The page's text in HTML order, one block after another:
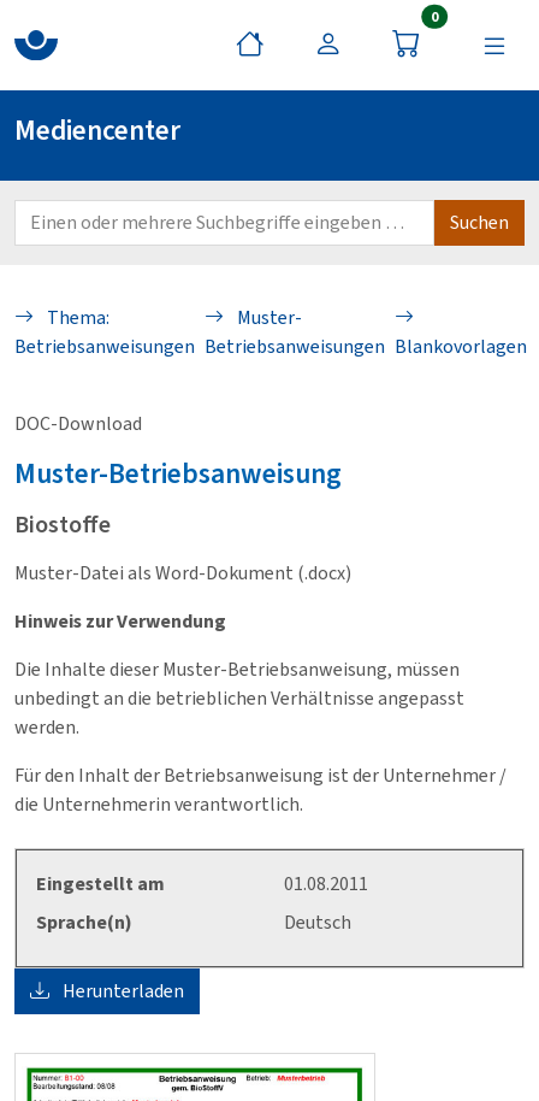
0Artikel im
Mediencenter
Thema:
Betriebsanweisungen
Muster-
Betriebsanweisungen Blankovorlagen
DOC-Download
Muster-Betriebsanweisung
Biostoffe
Muster-Datei als Word-Dokument (.docx)
Hinweis zur Verwendung
Die Inhalte dieser Muster-Betriebsanweisung, müssen
unbedingt an die betrieblichen Verhältnisse angepasst
werden.
Für den Inhalt der Betriebsanweisung ist der Unternehmer /
die Unternehmerin verantwortlich.
Eingestellt am
01.08.2011
Sprache(n)
Deutsch
Herunterladen